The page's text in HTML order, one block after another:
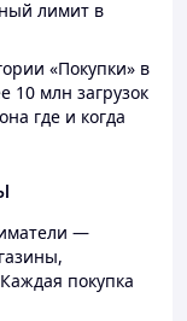
лимит в
«Покупки» в
10 млн загрузок
где и когда
—
покупка